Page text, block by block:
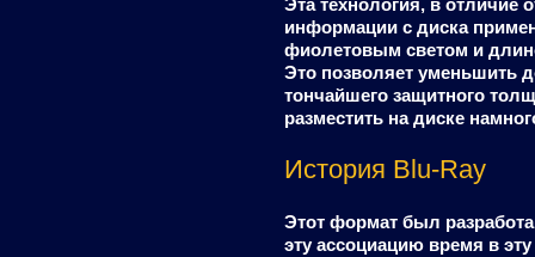
Эта технология, в отличие
информации с диска
фиолетовым светом и
Это позволяет уменьшить
тончайшего защитного
разместить на диске
История Blu-Ray
Этот формат был
эту ассоциацию время в